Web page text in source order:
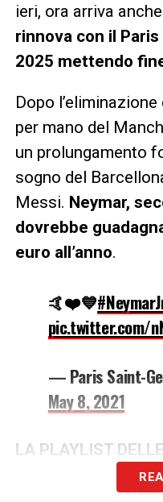
ieri, ora arriva
rinnova con il
2025 mettendo
Dopo
per mano del
un prolungamento
sogno del
Messi. Neymar,
dovrebbe
euro all’anno.
🤙❤️💙
pic.twitter.com/
— Paris Saint-
May 8, 2021
LA PLAYLIST